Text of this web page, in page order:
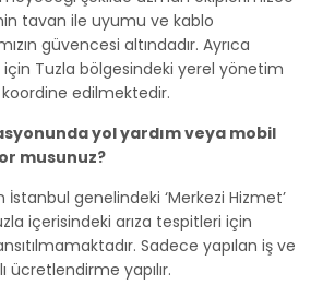
tavan ile uyumu ve kablo
güvencesi altındadır. Ayrıca
için Tuzla bölgesindeki yerel yönetim
edilmektedir.
yol yardım veya mobil
musunuz?
İstanbul genelindeki ‘Merkezi Hizmet’
içerisindeki arıza tespitleri için
Sadece yapılan iş ve
ücretlendirme yapılır.